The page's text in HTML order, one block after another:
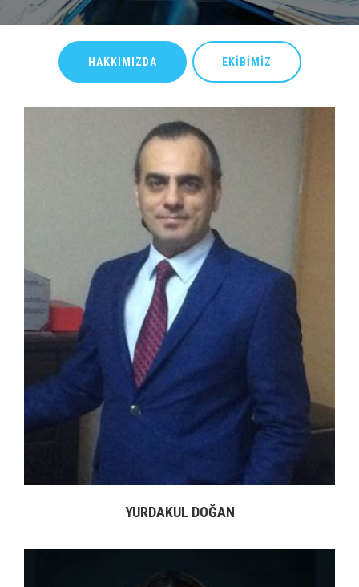
HAKKIMIZDA EKIBIMIZ
YURDAKUL DOĞAN
EVRIM YERLİ
Boğaziçi Üniversitesi İngiliz Dili ve Edebiyatı bölümünden mezun olmuştur.
2013 yılında Middlesex Üniversitesi’nin “Organizasyonlarda Liderlik, Koçluk
ve Danışmanlık” yüksek lisans programını tamamlamıştır. İK Yönetimi
alanında Koç Topluluğu’nun farklı şirketlerinde yaklaşık 15 yıllık deneyim
sahibi olan Evrim Yerli, 2014 yılından bu yana çeşitli sektörlerde
organizasyonlara; bütünsel liderlik gelişimi, kadın liderliği, takım ve sistem
yönetimi, kurumsal koçluk ve mentorluk sistemleri konularında eğitim,
danışmanlık ve koçluk hizmetleri sunmaktadır. Aynı zamanda Koç
Üniversitesi İşletme Enstitüsünde kıdemli öğretim görevlisi olarak MBA ve
Executive MBA öğrencilerine koçluk yapmakta; liderlik, koçluk, ve sosyal